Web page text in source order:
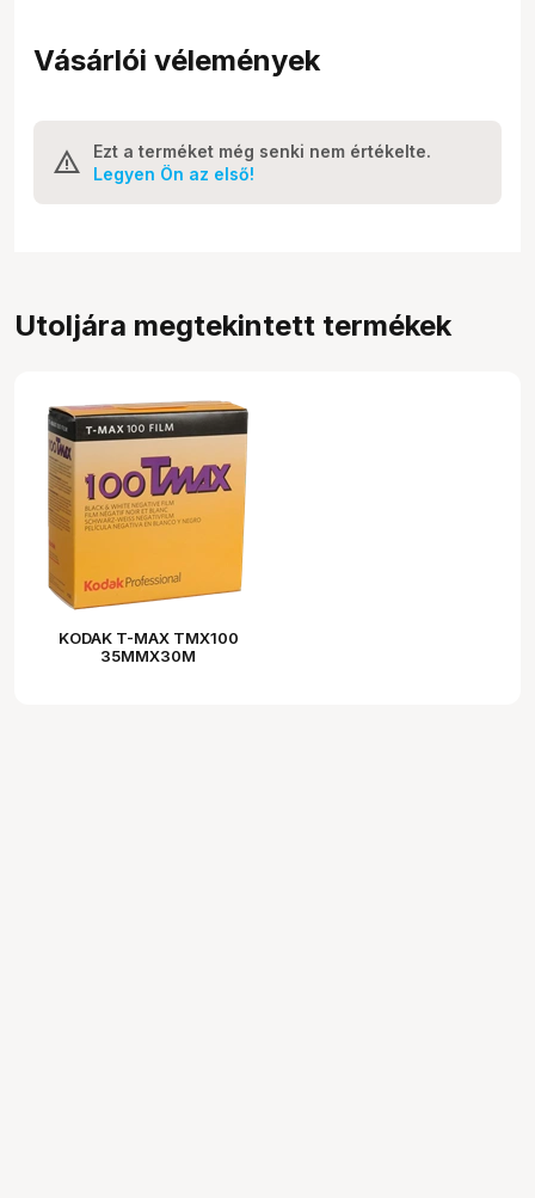
Vásárlói vélemények
Ezt a terméket még senki nem értékelte.
Legyen Ön az első!
Utoljára megtekintett termékek
KODAK T-MAX TMX100
35MMX30M